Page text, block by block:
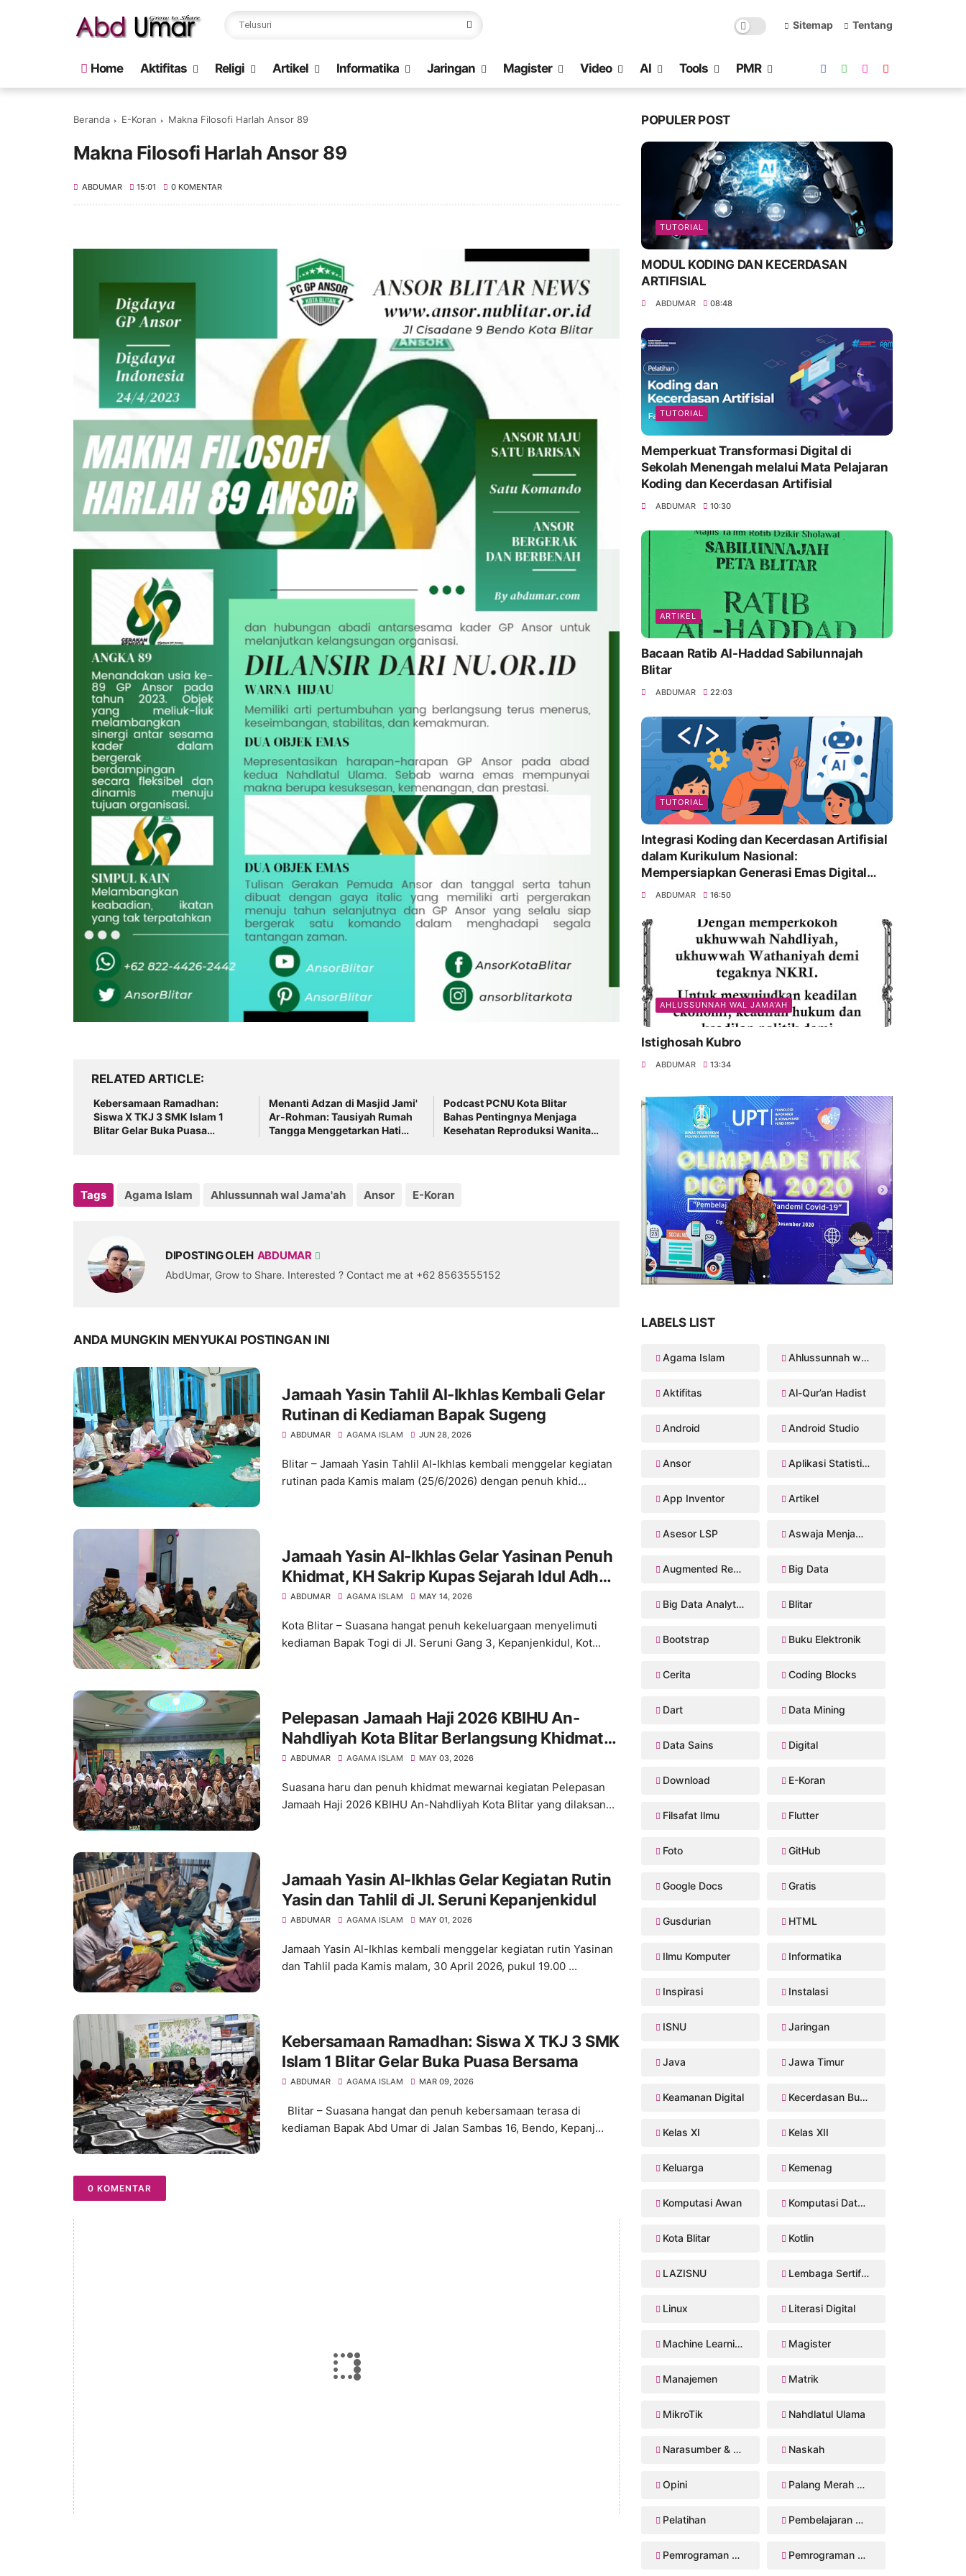
Sitemap Tentang
Home Aktifitas Religi Artikel Informatika Jaringan Magister Video AI Tools PMR
Beranda E-Koran Makna Filosofi Harlah Ansor 89
Makna Filosofi Harlah Ansor 89
ABDUMAR 15:01 0 KOMENTAR
RELATED ARTICLE
Kebersamaan Ramadhan:
Siswa X TKJ 3 SMK Islam 1
Blitar Gelar Buka Puasa
Menanti Adzan di Masjid Jami'
Ar-Rohman: Tausiyah Rumah
Tangga Menggetarkan Hati
Podcast PCNU Kota Blitar
Bahas Pentingnya Menjaga
Kesehatan Reproduksi Wanita
Tags Agama Islam Ahlussunnah wal Jama'ah Ansor E-Koran
DIPOSTING OLEH ABDUMAR
AbdUmar, Grow to Share. Interested ? Contact me at +62 8563555152
ANDA MUNGKIN MENYUKAI POSTINGAN INI
Jamaah Yasin Tahlil Al-Ikhlas Kembali Gelar
Rutinan di Kediaman Bapak Sugeng
ABDUMAR AGAMA ISLAM JUN 28, 2026
Blitar – Jamaah Yasin Tahlil Al-Ikhlas kembali menggelar kegiatan
rutinan pada Kamis malam (25/6/2026) dengan penuh khid...
Jamaah Yasin Al-Ikhlas Gelar Yasinan Penuh
Khidmat, KH Sakrip Kupas Sejarah Idul Adha
yang Menggetarkan Hati
ABDUMAR AGAMA ISLAM MAY 14, 2026
Kota Blitar – Suasana hangat penuh kekeluargaan menyelimuti
kediaman Bapak Togi di Jl. Seruni Gang 3, Kepanjenkidul, Kot...
Pelepasan Jamaah Haji 2026 KBIHU An-
Nahdliyah Kota Blitar Berlangsung Khidmat,
61 Jamaah Siap Menuju Tanah Suci
ABDUMAR AGAMA ISLAM MAY 03, 2026
Suasana haru dan penuh khidmat mewarnai kegiatan Pelepasan
Jamaah Haji 2026 KBIHU An-Nahdliyah Kota Blitar yang dilaksan...
Jamaah Yasin Al-Ikhlas Gelar Kegiatan Rutin
Yasin dan Tahlil di Jl. Seruni Kepanjenkidul
ABDUMAR AGAMA ISLAM MAY 01, 2026
Jamaah Yasin Al-Ikhlas kembali menggelar kegiatan rutin Yasinan
dan Tahlil pada Kamis malam, 30 April 2026, pukul 19.00 ...
Kebersamaan Ramadhan: Siswa X TKJ 3 SMK
Islam 1 Blitar Gelar Buka Puasa Bersama
ABDUMAR AGAMA ISLAM MAR 09, 2026
Blitar – Suasana hangat dan penuh kebersamaan terasa di
kediaman Bapak Abd Umar di Jalan Sambas 16, Bendo, Kepanj...
0 KOMENTAR
POPULER POST
TUTORIAL
MODUL KODING DAN KECERDASAN
ARTIFISIAL
ABDUMAR 08:48
TUTORIAL
Memperkuat Transformasi Digital di
Sekolah Menengah melalui Mata Pelajaran
Koding dan Kecerdasan Artifisial
ABDUMAR 10:30
ARTIKEL
Bacaan Ratib Al-Haddad Sabilunnajah
Blitar
ABDUMAR 22:03
TUTORIAL
Integrasi Koding dan Kecerdasan Artifisial
dalam Kurikulum Nasional:
Mempersiapkan Generasi Emas Digital
Indonesia
ABDUMAR 16:50
AHLUSSUNNAH WAL JAMA'AH
Istighosah Kubro
ABDUMAR 13:34
LABELS LIST
Agama Islam Ahlussunnah wal Jama'ah
Aktifitas Al-Qur’an Hadist
Android Android Studio
Ansor Aplikasi Statistika Bayesian
App Inventor Artikel
Asesor LSP Aswaja Menjawab
Augmented Reality Big Data
Big Data Analytics Blitar
Bootstrap Buku Elektronik
Cerita Coding Blocks
Dart Data Mining
Data Sains Digital
Download E-Koran
Filsafat Ilmu Flutter
Foto GitHub
Google Docs Gratis
Gusdurian HTML
Ilmu Komputer Informatika
Inspirasi Instalasi
ISNU Jaringan
Java Jawa Timur
Keamanan Digital Kecerdasan Buatan
Kelas XI Kelas XII
Keluarga Kemenag
Komputasi Awan Komputasi Data Sains
Kota Blitar Kotlin
LAZISNU Lembaga Sertifikasi Profesi
Linux Literasi Digital
Machine Learning Magister
Manajemen Matrik
MikroTik Nahdlatul Ulama
Narasumber & Trainer Naskah
Opini Palang Merah Remaja
Pelatihan Pembelajaran Mendalam
Pemrograman Perangkat Bergerak Pemrograman Web